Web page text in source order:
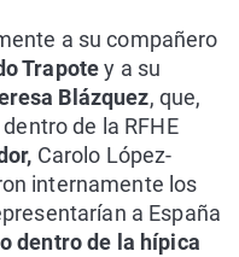
a su compañero
Trapotey a su
Blázquez, que,
de la RFHE
Carolo López-
internamente los
a España
dentro de la hípica